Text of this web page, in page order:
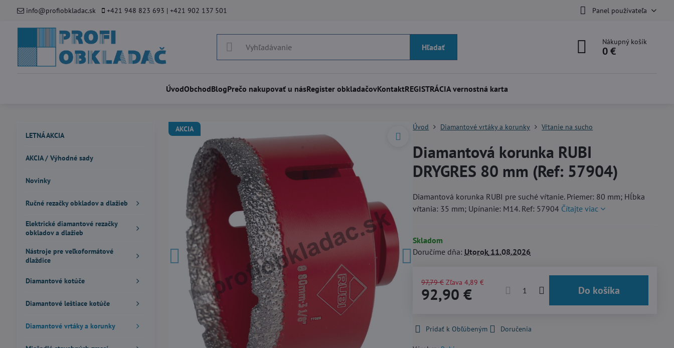
info@profiobkladac.sk +421 948 823 693 | +421 902 137 501 Panel používateľa
Hľadať
Nákupný košík
0 €
ÚvodObchodBlogPrečo nakupovať u násRegister obkladačovKontaktREGISTRÁCIA vernostná karta
AKCIA Úvod Diamantové vrtáky a korunky Vŕtanie na sucho
Diamantová korunka RUBI
DRYGRES 80 mm (Ref: 57904)
Diamantová korunka RUBI pre suché vŕtanie. Priemer: 80 mm; Hĺbka
vŕtania: 35 mm; Upínanie: M14. Ref: 57904 Čítajte viac
Skladom
Doručíme dňa: Utorok 11.08.2026
97,79 € Zľava 4,89 €
92,90 € Do košíka
Pridať k Obľúbeným Doručenia
LETNÁ AKCIA
AKCIA / Výhodné sady
Novinky
Ručné rezačky obkladov a dlažieb
Elektrické diamantové rezačky
obkladov a dlažieb
Nástroje pre veľkoformátové
dlaždice
Diamantové kotúče
Diamantové leštiace kotúče
Diamantové vrtáky a korunky